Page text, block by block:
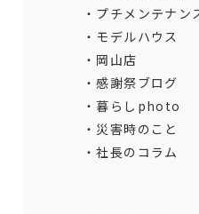
プチメンテナン
モデルハウス
岡山店
感謝祭ブログ
暮らしphoto
災害時のこと
社長のコラム